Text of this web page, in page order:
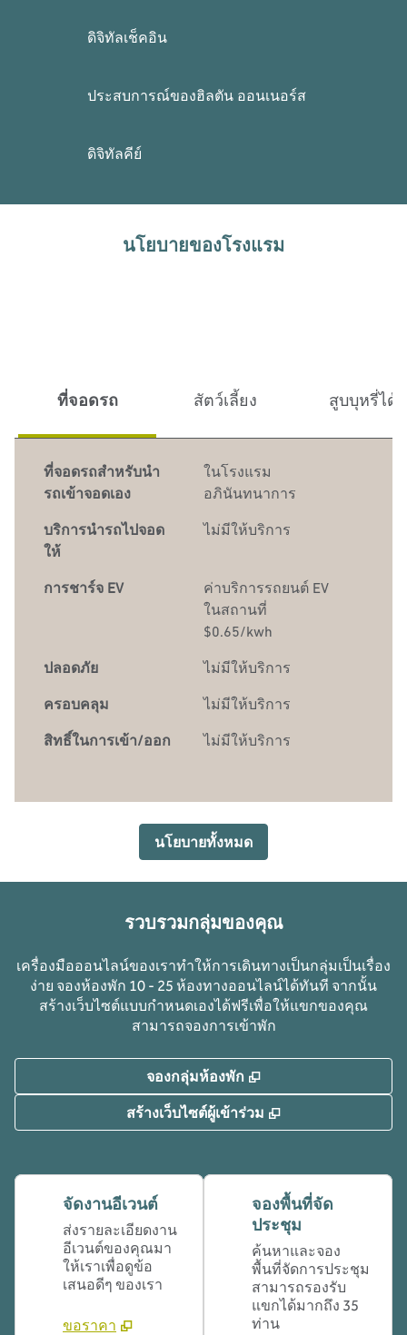
ดิจิทัลเช็คอิน
ประสบการณ์ของฮิลตัน ออนเนอร์ส
ดิจิทัลคีย์
นโยบายของโรงแรม
ที่จอดรถ สัตว์เลี้ยง สูบบุหรี่ได้
ที่จอดรถสำหรับนำ
รถเข้าจอดเอง
ในโรงแรม
อภินันทนาการ
บริการนำรถไปจอด
ให้
ไม่มีให้บริการ
การชาร์จ EV ค่าบริการรถยนต์ EV
ในสถานที่
$0.65/kwh
ปลอดภัย ไม่มีให้บริการ
ครอบคลุม ไม่มีให้บริการ
สิทธิ์ในการเข้า/ออก ไม่มีให้บริการ
นโยบายทั้งหมด
รวบรวมกลุ่มของคุณ
เครื่องมือออนไลน์ของเราทําให้การเดินทางเป็นกลุ่มเป็นเรื่อง
ง่าย จองห้องพัก 10 - 25 ห้องทางออนไลน์ได้ทันที จากนั้น
สร้างเว็บไซต์แบบกําหนดเองได้ฟรีเพื่อให้แขกของคุณ
สามารถจองการเข้าพัก
จองกลุ่มห้องพัก ,
สร้างเว็บไซต์ผู้เข้าร่วม ,
จัดงานอีเวนต์
ส่งรายละเอียดงาน
อีเวนต์ของคุณมา
ให้เราเพื่อดูข้อ
เสนอดีๆ ของเรา
ขอราคา
จองพื้นที่จัด
ประชุม
ค้นหาและจอง
พื้นที่จัดการประชุม
สามารถรองรับ
แขกได้มากถึง 35
ท่าน